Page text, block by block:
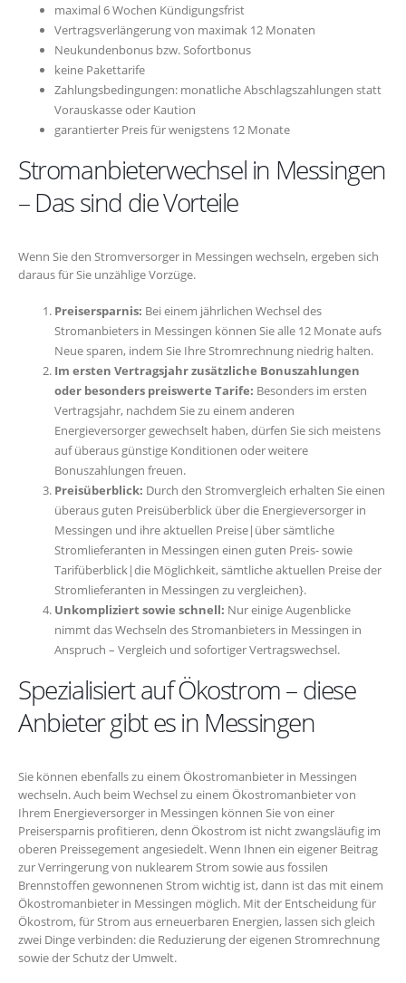
maximal 6 Wochen Kündigungsfrist
Vertragsverlängerung von maximak 12 Monaten
Neukundenbonus bzw. Sofortbonus
keine Pakettarife
Zahlungsbedingungen: monatliche Abschlagszahlungen statt
Vorauskasse oder Kaution
garantierter Preis für wenigstens 12 Monate
Stromanbieterwechsel in Messingen
– Das sind die Vorteile
Wenn Sie den Stromversorger in Messingen wechseln, ergeben sich
daraus für Sie unzählige Vorzüge.
Preisersparnis: Bei einem jährlichen Wechsel des
Stromanbieters in Messingen können Sie alle 12 Monate aufs
Neue sparen, indem Sie Ihre Stromrechnung niedrig halten.
Im ersten Vertragsjahr zusätzliche Bonuszahlungen
oder besonders preiswerte Tarife: Besonders im ersten
Vertragsjahr, nachdem Sie zu einem anderen
Energieversorger gewechselt haben, dürfen Sie sich meistens
auf überaus günstige Konditionen oder weitere
Bonuszahlungen freuen.
Preisüberblick: Durch den Stromvergleich erhalten Sie einen
überaus guten Preisüberblick über die Energieversorger in
Messingen und ihre aktuellen Preise|über sämtliche
Stromlieferanten in Messingen einen guten Preis- sowie
Tarifüberblick|die Möglichkeit, sämtliche aktuellen Preise der
Stromlieferanten in Messingen zu vergleichen}.
Unkompliziert sowie schnell: Nur einige Augenblicke
nimmt das Wechseln des Stromanbieters in Messingen in
Anspruch – Vergleich und sofortiger Vertragswechsel.
Spezialisiert auf Ökostrom – diese
Anbieter gibt es in Messingen
Sie können ebenfalls zu einem Ökostromanbieter in Messingen
wechseln. Auch beim Wechsel zu einem Ökostromanbieter von
Ihrem Energieversorger in Messingen können Sie von einer
Preisersparnis profitieren, denn Ökostrom ist nicht zwangsläufig im
oberen Preissegement angesiedelt. Wenn Ihnen ein eigener Beitrag
zur Verringerung von nuklearem Strom sowie aus fossilen
Brennstoffen gewonnenen Strom wichtig ist, dann ist das mit einem
Ökostromanbieter in Messingen möglich. Mit der Entscheidung für
Ökostrom, für Strom aus erneuerbaren Energien, lassen sich gleich
zwei Dinge verbinden: die Reduzierung der eigenen Stromrechnung
sowie der Schutz der Umwelt.